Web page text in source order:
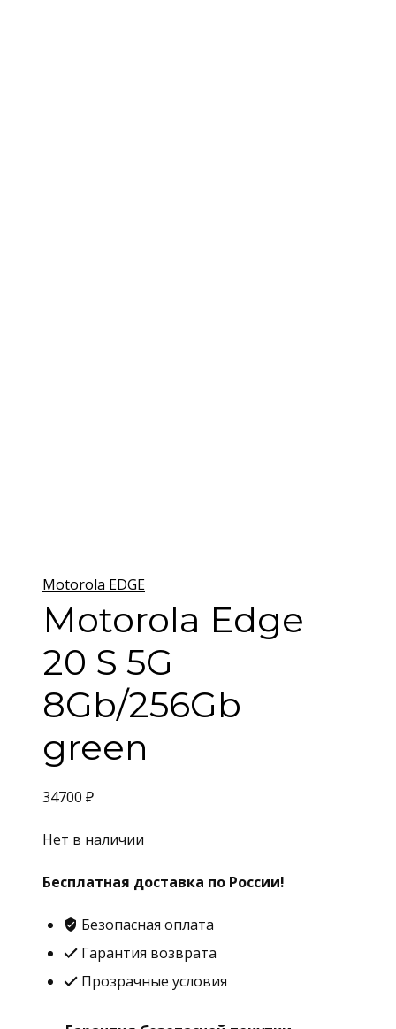
Motorola EDGE
Motorola Edge
20 S 5G
8Gb/256Gb
green
34700 ₽
Нет в наличии
Бесплатная доставка по России!
Безопасная оплата
Гарантия возврата
Прозрачные условия